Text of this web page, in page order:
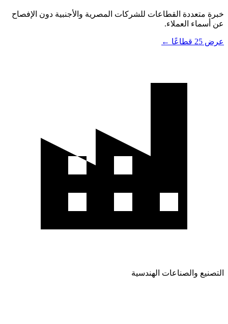
خبرة متعددة القطاعات للشركات المصرية والأجنبية دون الإفصاح
عن أسماء العملاء.
عرض 25 قطاعًا ←
التصنيع والصناعات الهندسية